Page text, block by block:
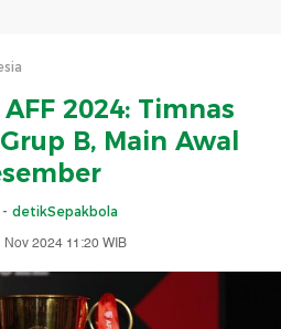
2024: Timnas
B, Main Awal
detikSepakbola
Nov 2024 11:20 WIB